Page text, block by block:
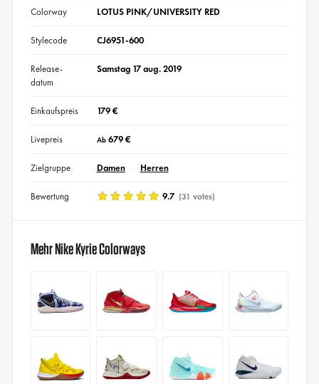
Colorway LOTUS PINK/UNIVERSITY RED
Stylecode CJ6951-600
Release-
datum
Samstag 17 aug. 2019
Einkaufspreis 179 €
Livepreis Ab679 €
Zielgruppe Damen Herren
Bewertung 9.7 (31 votes)
Mehr Nike Kyrie Colorways